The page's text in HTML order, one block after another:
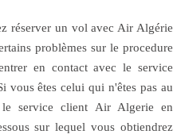
réserver un vol avec Air Algérie
problèmes sur le procedure
en contact avec le service
vous êtes celui qui n'êtes pas au
le service client Air Algerie en
sur lequel vous obtiendrez